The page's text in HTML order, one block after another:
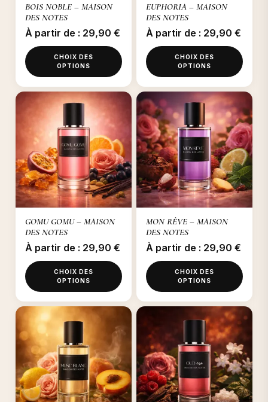
choisies
sur
page
du
produit
sur
page
du
produit
BOIS NOBLE – MAISON
DES NOTES
À partir de : 29,90 €
CHOIX DES
OPTIONS
Ce
produit
plusieurs
variations.
Les
options
peuvent
être
choisies
sur
page
du
produit
EUPHORIA – MAISON
DES NOTES
À partir de : 29,90 €
CHOIX DES
OPTIONS
Ce
produit
a
plusieurs
variations.
Les
options
peuvent
être
choisies
sur
page
du
produit
GOMU GOMU – MAISON
DES NOTES
À partir de : 29,90 €
CHOIX DES
OPTIONS
Ce
produit
a
plusieurs
variations.
Les
options
MON RÊVE – MAISON
DES NOTES
À partir de : 29,90 €
CHOIX DES
OPTIONS
Ce
plusieurs
variations.
Les
options